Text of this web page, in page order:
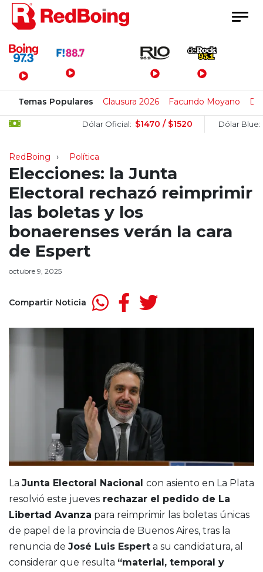
Menú Principal
Temas Populares Clausura 2026 Facundo Moyano Di
Dólar Oficial: $1470 / $1520 Dólar Blue:
RedBoing Política
Elecciones: la Junta
Electoral rechazó reimprimir
las boletas y los
bonaerenses verán la cara
de Espert
octubre 9, 2025
Compartir Noticia
La Junta Electoral Nacional con asiento en La Plata
resolvió este jueves rechazar el pedido de La
Libertad Avanza para reimprimir las boletas únicas
de papel de la provincia de Buenos Aires, tras la
renuncia de José Luis Espert a su candidatura, al
considerar que resulta “material, temporal y